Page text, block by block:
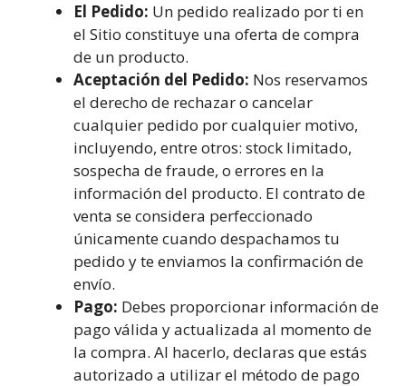
El Pedido: Un pedido realizado por ti en
el Sitio constituye una oferta de compra
de un producto.
Aceptación del Pedido: Nos reservamos
el derecho de rechazar o cancelar
cualquier pedido por cualquier motivo,
incluyendo, entre otros: stock limitado,
sospecha de fraude, o errores en la
información del producto. El contrato de
venta se considera perfeccionado
únicamente cuando despachamos tu
pedido y te enviamos la confirmación de
envío.
Pago: Debes proporcionar información de
pago válida y actualizada al momento de
la compra. Al hacerlo, declaras que estás
autorizado a utilizar el método de pago